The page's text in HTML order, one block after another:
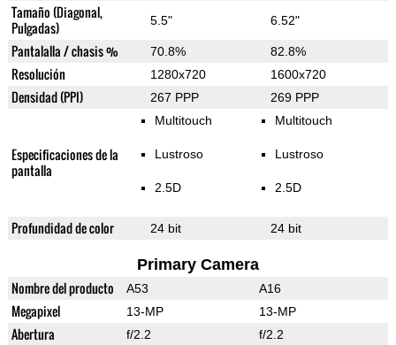
Tamaño (Diagonal,
Pulgadas)
5.5" 6.52"
Pantalalla / chasis % 70.8% 82.8%
Resolución 1280x720 1600x720
Densidad (PPI) 267 PPP 269 PPP
Especificaciones de la
pantalla
Multitouch
Lustroso
2.5D
Multitouch
Lustroso
2.5D
Profundidad de color 24 bit 24 bit
Primary Camera
Nombre del producto A53 A16
Megapixel 13-MP 13-MP
Abertura f/2.2 f/2.2